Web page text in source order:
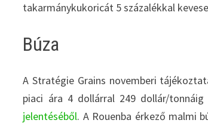
takarmánykukoricát 5 százalékkal
Búza
A Stratégie Grains novemberi
piaci ára 4 dollárral 249 dollár/
jelentéséből. A Rouenba érkező malmi